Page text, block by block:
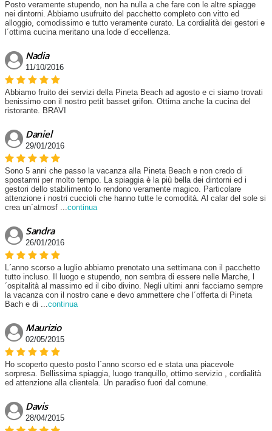
Posto veramente stupendo, non ha nulla a che fare con le altre spiagge
nei dintorni. Abbiamo usufruito del pacchetto completo con vitto ed
alloggio, comodissimo e tutto veramente curato. La cordialità dei gestori e
l´ottima cucina meritano una lode d´eccellenza.
Nadia
11/10/2016
Abbiamo fruito dei servizi della Pineta Beach ad agosto e ci siamo trovati
benissimo con il nostro petit basset grifon. Ottima anche la cucina del
ristorante. BRAVI
Daniel
29/01/2016
Sono 5 anni che passo la vacanza alla Pineta Beach e non credo di
spostarmi per molto tempo. La spiaggia è la più bella dei dintorni ed i
gestori dello stabilimento lo rendono veramente magico. Particolare
attenzione i nostri cuccioli che hanno tutte le comodità. Al calar del sole si
crea un´atmosf ...continua
Sandra
26/01/2016
L´anno scorso a luglio abbiamo prenotato una settimana con il pacchetto
tutto incluso. Il luogo e stupendo, non sembra di essere nelle Marche, l
´ospitalità al massimo ed il cibo divino. Negli ultimi anni facciamo sempre
la vacanza con il nostro cane e devo ammettere che l´offerta di Pineta
Bach e di ...continua
Maurizio
02/05/2015
Ho scoperto questo posto l´anno scorso ed e stata una piacevole
sorpresa. Bellissima spiaggia, luogo tranquillo, ottimo servizio , cordialità
ed attenzione alla clientela. Un paradiso fuori dal comune.
Davis
28/04/2015